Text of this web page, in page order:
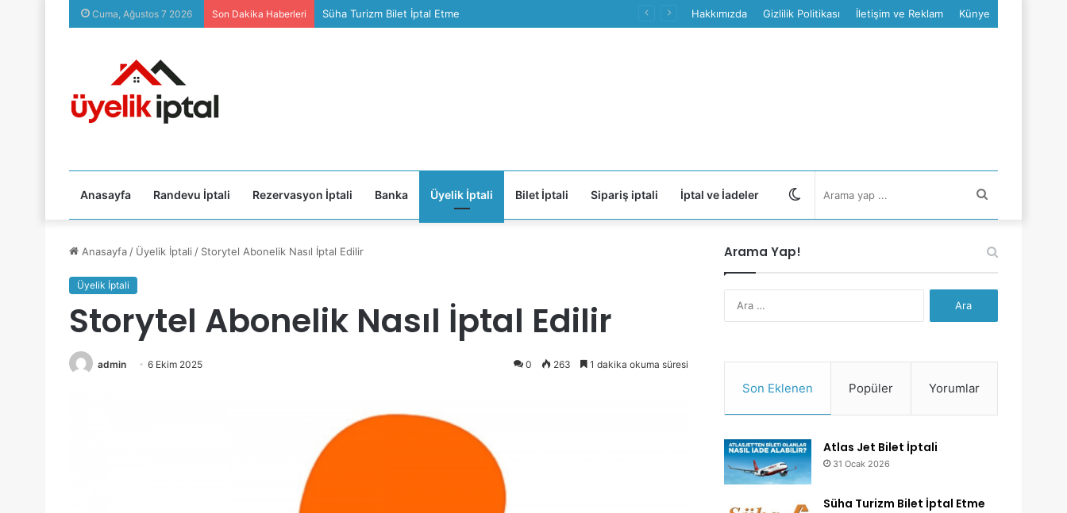
Cuma, Ağustos 7 2026 Son Dakika Haberleri Süha Turizm Bilet İptal Etme Hakkımızda Gizlilik Politikası İletişim ve Reklam Künye
Anasayfa Randevu İptali Rezervasyon İptali Banka Üyelik İptali Bilet İptali Sipariş iptali İptal ve İadeler
...
değiştir
Anasayfa / Üyelik İptali / Storytel Abonelik Nasıl İptal Edilir
Üyelik İptali
Storytel Abonelik Nasıl İptal Edilir
admin 6 Ekim 2025 0 263 1 dakika okuma süresi
Arama Yap!
Son Eklenen Popüler Yorumlar
Atlas Jet Bilet İptali
31 Ocak 2026
Süha Turizm Bilet İptal Etme